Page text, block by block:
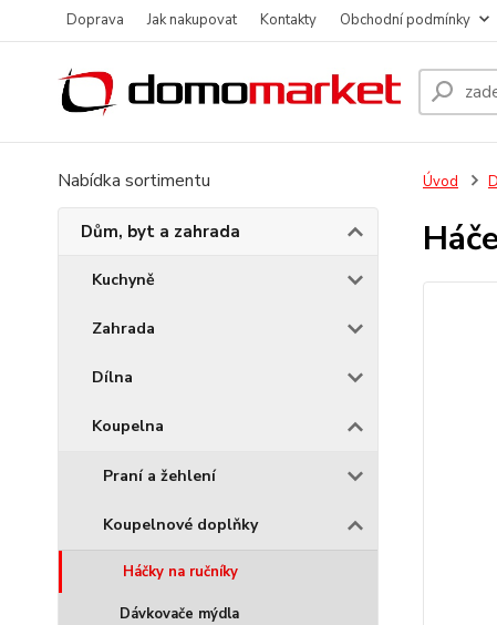
Doprava Jak nakupovat Kontakty Obchodní podmínky
Nabídka sortimentu
Dům, byt a zahrada
Kuchyně
Zahrada
Dílna
Koupelna
Praní a žehlení
Koupelnové doplňky
Háčky na ručníky
Dávkovače mýdla
Úvod